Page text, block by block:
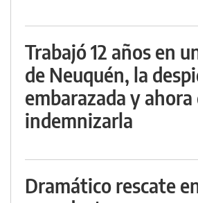
Trabajó 12 años en
de Neuquén, la
embarazada y ahora
indemnizarla
Dramático rescate